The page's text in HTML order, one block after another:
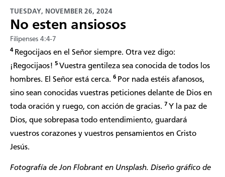
TUESDAY, NOVEMBER 26, 2024
No esten ansiosos
Filipenses 4:4-7
4 Regocijaos en el Señor siempre. Otra vez digo:
¡Regocijaos! 5 Vuestra gentileza sea conocida de todos los
hombres. El Señor está cerca. 6 Por nada estéis afanosos,
sino sean conocidas vuestras peticiones delante de Dios en
toda oración y ruego, con acción de gracias. 7 Y la paz de
Dios, que sobrepasa todo entendimiento, guardará
vuestros corazones y vuestros pensamientos en Cristo
Jesús.
Fotografía deJon Flobrant en Unsplash. Diseño gráfico de